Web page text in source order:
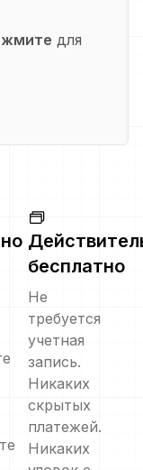
для
бесплатно
Не
требуется
учетная
запись.
Никаких
скрытых
платежей.
Никаких